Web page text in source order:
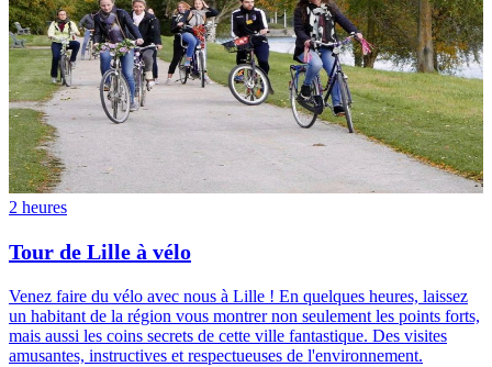
2 heures
Tour de Lille à vélo
Venez faire du vélo avec nous à Lille ! En quelques heures, laissez
un habitant de la région vous montrer non seulement les points forts,
mais aussi les coins secrets de cette ville fantastique. Des visites
amusantes, instructives et respectueuses de l'environnement.